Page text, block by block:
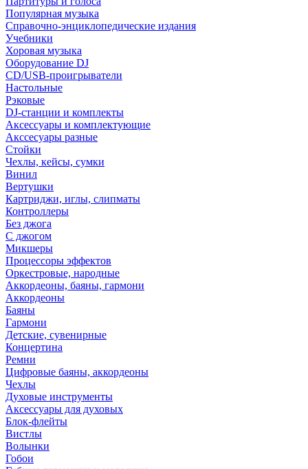
Популярная музыка
Справочно-энциклопедические издания
Учебники
Хоровая музыка
Оборудование DJ
CD/USB-проигрыватели
Настольные
Рэковые
DJ-станции и комплекты
Аксессуары и комплектующие
Акссесуары разные
Стойки
Чехлы, кейсы, сумки
Винил
Вертушки
Картриджи, иглы, слипматы
Контроллеры
Без джога
С джогом
Микшеры
Процессоры эффектов
Оркестровые, народные
Аккордеоны, баяны, гармони
Аккордеоны
Баяны
Гармони
Детские, сувенирные
Концертина
Ремни
Цифровые баяны, аккордеоны
Чехлы
Духовые инструменты
Аксессуары для духовых
Блок-флейты
Вистлы
Волынки
Гобои